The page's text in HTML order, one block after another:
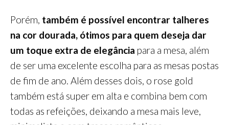
Porém, também é possível encontrar talheres
na cor dourada, ótimos para quem deseja dar
um toque extra de elegância para a mesa, além
de ser uma excelente escolha para as mesas postas
de fim de ano. Além desses dois, o rose gold
também está super em alta e combina bem com
todas as refeições, deixando a mesa mais leve,